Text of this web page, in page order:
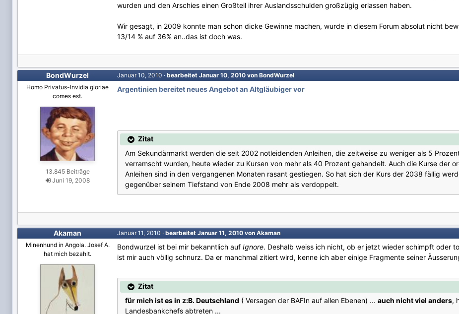
wurden und den Arschies einen Großteil ihrer Auslandsschulden großzügig erlassen haben.
Wir gesagt, in 2009 konnte man schon dicke Gewinne machen, wurde in diesem Forum absolut nicht
13/14 % auf 36% an..das ist doch was.
BondWurzel
Homo Privatus-Invidia gloriae
comes est.
13.845 Beiträge
Juni 19, 2008
Januar 10, 2010 · bearbeitet Januar 10, 2010 von BondWurzel
Argentinien bereitet neues Angebot an Altgläubiger vor
Zitat
Am Sekundärmarkt werden die seit 2002 notleidenden Anleihen, die zeitweise zu weniger als 5
verramscht wurden, heute wieder zu Kursen von mehr als 40 Prozent gehandelt. Auch die Kurse der
Anleihen sind in den vergangenen Monaten rasant gestiegen. So hat sich der Kurs der 2038 fällig
gegenüber seinem Tiefstand von Ende 2008 mehr als verdoppelt.
Akaman
Minenhund in Angola. Josef A.
hat mich bezahlt.
Januar 11, 2010 · bearbeitet Januar 11, 2010 von Akaman
Bondwurzel ist bei mir bekanntlich auf Ignore. Deshalb weiss ich nicht, ob er jetzt wieder schimpft oder
ist mir auch völlig schnurz. Da er manchmal zitiert wird, kenne ich aber einige Fragmente seiner
Zitat
für mich ist es in z:B. Deutschland ( Versagen der BAFIn auf allen Ebenen) ... auch nicht viel anders,
Landesbankchefs abtreten ...